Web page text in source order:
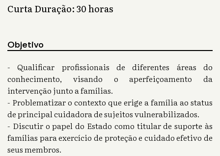
Curta Duração: 30 horas
Objetivo
- Qualificar profissionais de diferentes áreas do
conhecimento, visando o aperfeiçoamento da
intervenção junto a famílias.
- Problematizar o contexto que erige a família ao status
de principal cuidadora de sujeitos vulnerabilizados.
- Discutir o papel do Estado como titular de suporte às
famílias para exercício de proteção e cuidado efetivo de
seus membros.